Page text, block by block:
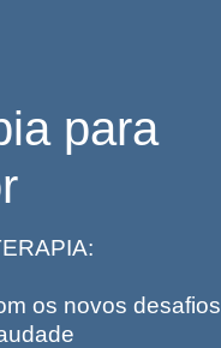
para
os novos desafios